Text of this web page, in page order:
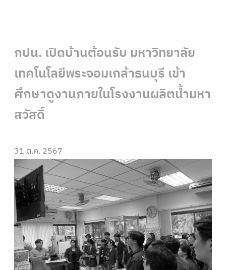
กปน. เปิดบ้านต้อนรับ มหาวิทยาลัย
เทคโนโลยีพระจอมเกล้าธนบุรี เข้า
ศึกษาดูงานภายในโรงงานผลิตน้ำมหา
สวัสดิ์
31 ต.ค. 2567